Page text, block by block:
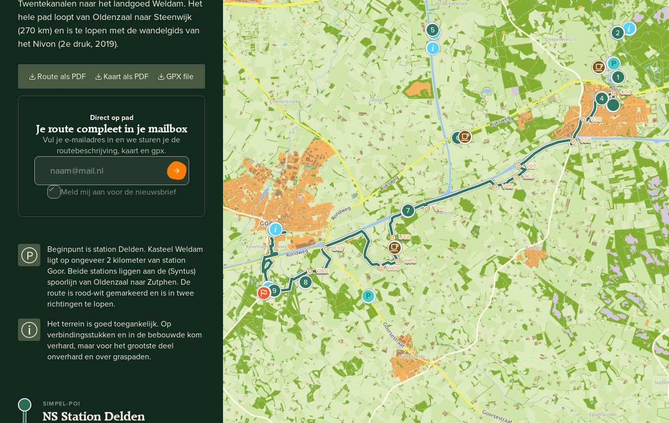
Twentekanalen naar het landgoed Weldam. Het
hele pad loopt van Oldenzaal naar Steenwijk
(270 km) en is te lopen met de wandelgids van
het Nivon (2e druk, 2019).
Route als PDF Kaart als PDF GPX file
Direct op pad
Je route compleet in je mailbox
Vul je e-mailadres in en we sturen je de
routebeschrijving, kaart en gpx.
Meld mij aan voor de nieuwsbrief
Beginpunt is station Delden. Kasteel Weldam
ligt op ongeveer 2 kilometer van station
Goor. Beide stations liggen aan de (Syntus)
spoorlijn van Oldenzaal naar Zutphen. De
route is rood-wit gemarkeerd en is in twee
richtingen te lopen.
Het terrein is goed toegankelijk. Op
verbindingsstukken en in de bebouwde kom
verhard, maar voor het grootste deel
onverhard en over graspaden.
SIMPEL-POI
NS Station Delden